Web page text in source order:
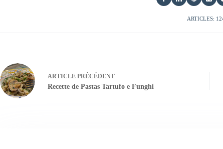
ARTICLES:
ARTICLE PRÉCÉDENT
Recette de Pastas Tartufo e Funghi